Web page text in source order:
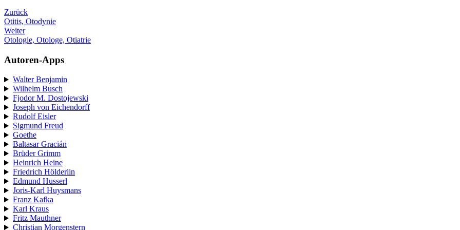
Zurück
Otitis, Otodynie
Weiter
Otologie, Otologe, Otiatrie
Autoren-Apps
Walter Benjamin
Wilhelm Busch
Fjodor M. Dostojewski
Joseph von Eichendorff
Rudolf Eisler
Sigmund Freud
Goethe
Baltasar Gracián
Brüder Grimm
Heinrich Heine
Friedrich Hölderlin
Edmund Husserl
Joris-Karl Huysmans
Franz Kafka
Karl Kraus
Fritz Mauthner
Christian Morgenstern